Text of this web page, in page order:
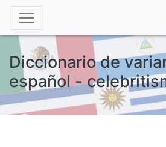
Diccionario de
español -